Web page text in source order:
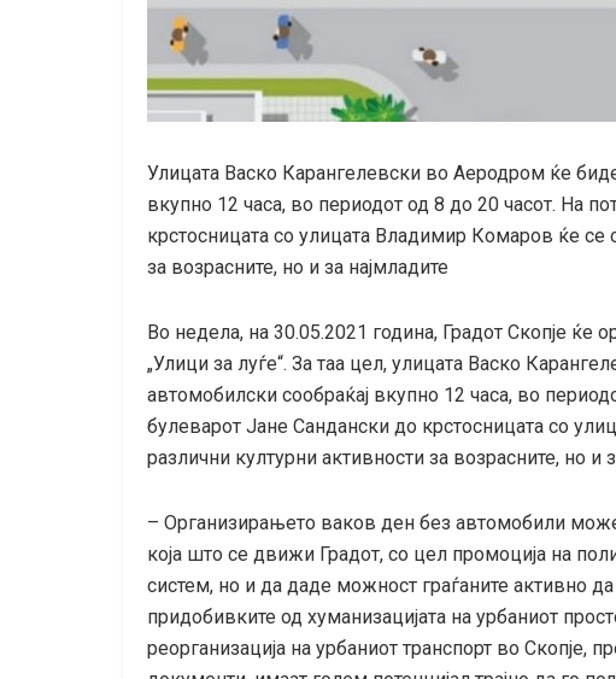
Улицата Васко Карангелевски во Аеродром ќе
вкупно 12 часа, во периодот од 8 до 20 часот. На
крстосницата со улицата Владимир Комаров ќе се
за возрасните, но и за најмладите
Во недела, на 30.05.2021 година, Градот Скопје ќе
„Улици за луѓе“. За таа цел, улицата Васко
автомобилски сообраќај вкупно 12 часа, во
булеварот Јане Сандански до крстосницата со
различни културни активности за возрасните, но и
– Организирањето ваков ден без автомобили
која што се движи Градот, со цел промоција на
систем, но и да даде можност граѓаните активно
придобивките од хуманизацијата на урбаниот
реорганизација на урбаниот транспорт во Скопје,